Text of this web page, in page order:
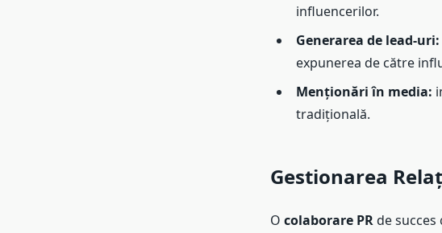
influencerilor.
Generarea de lead-uri:
expunerea de către
Menționări în media:
tradițională.
Gestionarea
O colaborare PRde succes